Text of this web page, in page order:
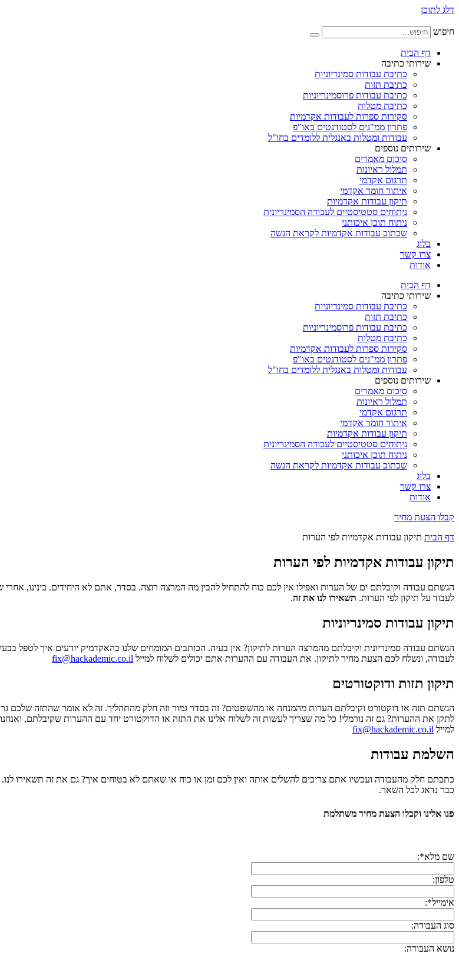
דלג לתוכן
חיפוש
דף הבית
שירותי כתיבה
כתיבת עבודות סמינריוניות
כתיבת תזות
כתיבת עבודות פרוסמינריוניות
כתיבת מטלות
סקירות ספרות לעבודות אקדמיות
פתרון ממ"נים לסטודנטים באו"פ
עבודות ומטלות באנגלית ללומדים בחו"ל
שירותים נוספים
סיכום מאמרים
תמלול ראיונות
תרגום אקדמי
איתור חומר אקדמי
תיקון עבודות אקדמיות
ניתוחים סטטיסטיים לעבודה הסמינריונית
ניתוח תוכן איכותני
שכתוב עבודות אקדמיות לקראת הגשה
בלוג
צרו קשר
אודות
דף הבית
שירותי כתיבה
כתיבת עבודות סמינריוניות
כתיבת תזות
כתיבת עבודות פרוסמינריוניות
כתיבת מטלות
סקירות ספרות לעבודות אקדמיות
פתרון ממ"נים לסטודנטים באו"פ
עבודות ומטלות באנגלית ללומדים בחו"ל
שירותים נוספים
סיכום מאמרים
תמלול ראיונות
תרגום אקדמי
איתור חומר אקדמי
תיקון עבודות אקדמיות
ניתוחים סטטיסטיים לעבודה הסמינריונית
ניתוח תוכן איכותני
שכתוב עבודות אקדמיות לקראת הגשה
בלוג
צרו קשר
אודות
קבלו הצעת מחיר
דף הבית תיקון עבודות אקדמיות לפי הערות
תיקון עבודות אקדמיות לפי הערות
הגשתם עבודה וקיבלתם ים של הערות ואפילו אין לכם כוח להתחיל להבין מה המרצה רוצה. בסדר, אתם לא היחידים. בינינו,
לעבוד על תיקון לפי הערות. תשאירו לנו את זה.
תיקון עבודות סמינריוניות
הגשתם עבודה סמינריונית וקיבלתם מהמרצה הערות לתיקון? אין בעיה. הכותבים המומחים שלנו בהאקדמיק יודעים איך לטפל
לעבודה, ונשלח לכם הצעת מחיר לתיקון. את העבודה עם ההערות אתם יכולים לשלוח למייל fix@hackademic.co.il
תיקון תזות ודוקטורטים
הגשתם תזה או דוקטורט וקיבלתם הערות מהמנחה או מהשופטים? זה בסדר גמור וזה חלק מהתהליך. זה לא אומר שהתזה שלכם
לתקן את ההערות? גם זה נורמלי! כל מה שצריך לעשות זה לשלוח אלינו את התזה או הדוקטורט יחד עם ההערות שקיבלתם,
למייל fix@hackademic.co.il
השלמת עבודות
כתבתם חלק מהעבודה ועכשיו אתם צריכים להשלים אותה ואין לכם זמן או כוח או שאתם לא בטוחים איך? גם את זה תשאירו לנו.
כבר נדאג לכל השאר.
פנו אלינו וקבלו הצעת מחיר משתלמת
שם מלא*:
טלפון:
אימייל*:
סוג העבודה:
נושא העבודה: